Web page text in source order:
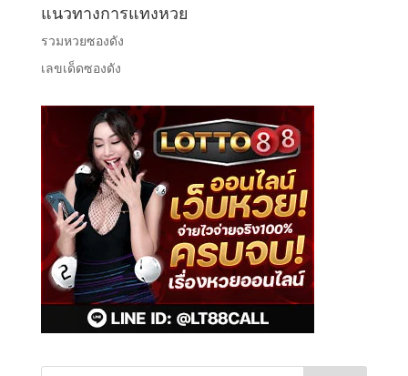
แนวทางการแทงหวย
รวมหวยซองดัง
เลขเด็ดซองดัง